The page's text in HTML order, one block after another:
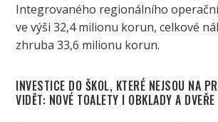
Integrovaného regionálního
ve výši 32,4 milionu korun, celkové
zhruba 33,6 milionu korun.
INVESTICE DO ŠKOL, KTERÉ NEJSOU NA
VIDĚT: NOVÉ TOALETY I OBKLADY A DVEŘE